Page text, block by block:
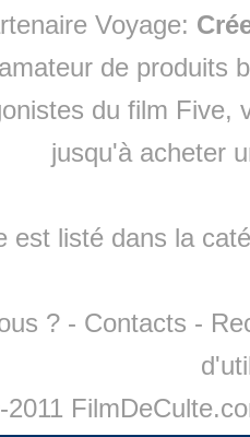
Voyage:
de produits
du film Five,
jusqu'à acheter
est listé dans la
? - Contacts -